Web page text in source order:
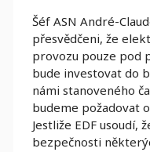
Šéf ASN André-
přesvědčeni, že
provozu pouze pod
bude investovat do
námi stanoveného
budeme požadovat
Jestliže EDF usoudí,
bezpečnosti